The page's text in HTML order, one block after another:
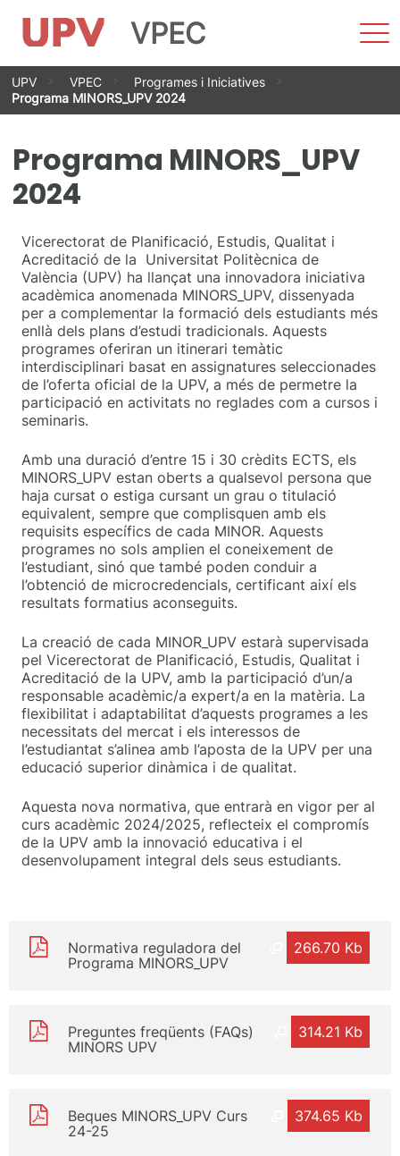
Vés
contingut
VPEC
UPV VPEC
Programes i Iniciatives
Programa MINORS_UPV 2024
Programa MINORS_UPV
2024
Vicerectorat de Planificació, Estudis, Qualitat i
Acreditació de la Universitat Politècnica de
València (UPV) ha llançat una innovadora iniciativa
acadèmica anomenada MINORS_UPV, dissenyada
per a complementar la formació dels estudiants més
enllà dels plans d’estudi tradicionals. Aquests
programes oferiran un itinerari temàtic
interdisciplinari basat en assignatures seleccionades
de l’oferta oficial de la UPV, a més de permetre la
participació en activitats no reglades com a cursos i
seminaris.
Amb una duració d’entre 15 i 30 crèdits ECTS, els
MINORS_UPV estan oberts a qualsevol persona que
haja cursat o estiga cursant un grau o titulació
equivalent, sempre que complisquen amb els
requisits específics de cada MINOR. Aquests
programes no sols amplien el coneixement de
l’estudiant, sinó que també poden conduir a
l’obtenció de microcredencials, certificant així els
resultats formatius aconseguits.
La creació de cada MINOR_UPV estarà supervisada
pel Vicerectorat de Planificació, Estudis, Qualitat i
Acreditació de la UPV, amb la participació d’un/a
responsable acadèmic/a expert/a en la matèria. La
flexibilitat i adaptabilitat d’aquests programes a les
necessitats del mercat i els interessos de
l’estudiantat s’alinea amb l’aposta de la UPV per una
educació superior dinàmica i de qualitat.
Aquesta nova normativa, que entrarà en vigor per al
curs acadèmic 2024/2025, reflecteix el compromís
de la UPV amb la innovació educativa i el
desenvolupament integral dels seus estudiants.
266.70 Kb
Normativa reguladora del
Programa MINORS_UPV
314.21 Kb
Preguntes freqüents (FAQs)
MINORS UPV
374.65 Kb
Beques MINORS_UPV Curs
24-25